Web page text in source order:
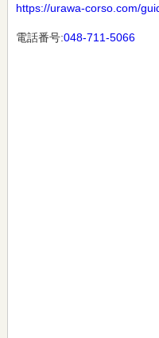
https://urawa-corso.com/
電話番号:048-711-5066